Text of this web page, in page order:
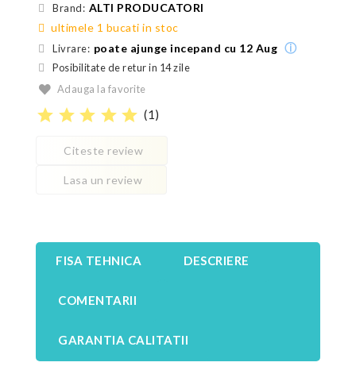
Brand: ALTI PRODUCATORI
ultimele 1 bucati in stoc
Livrare: poate ajunge incepand cu 12 Aug ⓘ
Posibilitate de retur in 14 zile
Adauga la favorite
star star star star star (1)
Citeste review
Lasa un review
FISA TEHNICA DESCRIERE
COMENTARII
GARANTIA CALITATII